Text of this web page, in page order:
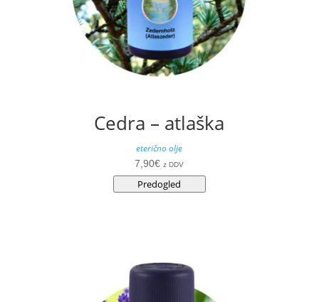
Cedra – atlaška
eterično olje
7,90€ z DDV
Predogled